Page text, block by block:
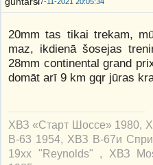
20mm tas tikai trekam,
maz, ikdienā šosejas
28mm continental grand
domāt arī 9 km gqr jūras
ХВЗ «Старт Шоссе» 1980,
В-63 1954, ХВЗ В-67и
19xx "Reynolds" , ХВЗ